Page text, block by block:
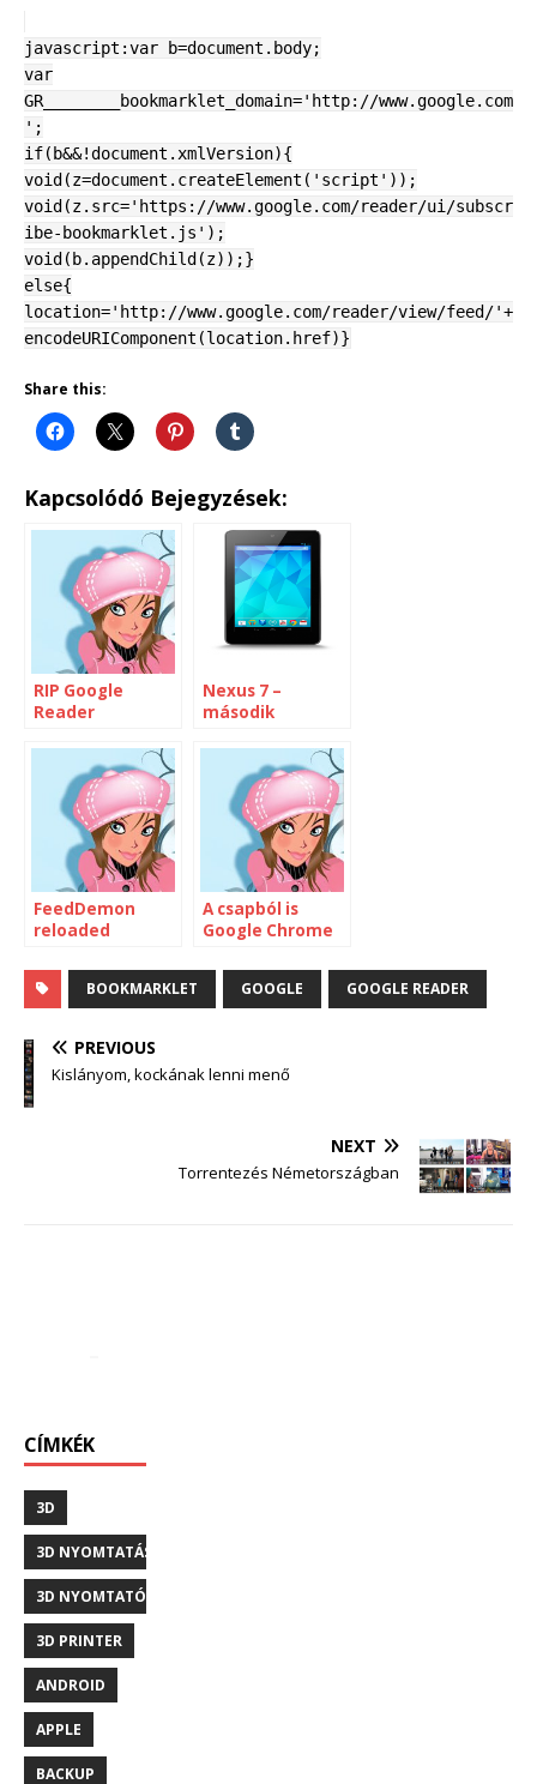
javascript:var b=document.body;
var
GR________bookmarklet_domain='http://www.google.com
';
if(b&&!document.xmlVersion){
void(z=document.createElement('script'));
void(z.src='https://www.google.com/reader/ui/subscr
ibe-bookmarklet.js');
void(b.appendChild(z));}
else{
location='http://www.google.com/reader/view/feed/'+
encodeURIComponent(location.href)}
Share this:
Kapcsolódó Bejegyzések:
RIP Google
Reader
Nexus 7 –
második
FeedDemon
reloaded
A csapból is
Google Chrome
BOOKMARKLET GOOGLE GOOGLE READER
PREVIOUS
Kislányom, kockának lenni menő
NEXT
Torrentezés Németországban
CÍMKÉK
3D
3D NYOMTATÁS
3D NYOMTATÓ
3D PRINTER
ANDROID
APPLE
BACKUP